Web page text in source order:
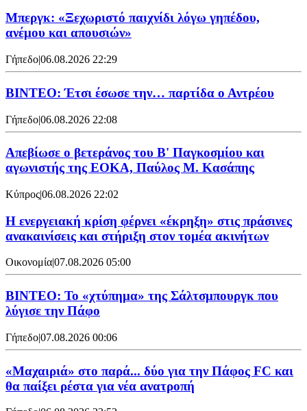
Μπεργκ: «Ξεχωριστό παιχνίδι λόγω γηπέδου,
ανέμου και απουσιών»
Γήπεδο|06.08.2026 22:29
ΒΙΝΤΕΟ: Έτσι έσωσε την… παρτίδα ο Αντρέου
Γήπεδο|06.08.2026 22:08
Απεβίωσε ο βετεράνος του Β' Παγκοσμίου και
αγωνιστής της ΕΟΚΑ, Παύλος Μ. Κασάπης
Κύπρος|06.08.2026 22:02
Η ενεργειακή κρίση φέρνει «έκρηξη» στις πράσινες
ανακαινίσεις και στήριξη στον τομέα ακινήτων
Οικονομία|07.08.2026 05:00
ΒΙΝΤΕΟ: Το «χτύπημα» της Σάλτσμπουργκ που
λύγισε την Πάφο
Γήπεδο|07.08.2026 00:06
«Μαχαιριά» στο παρά... δύο για την Πάφος FC και
θα παίξει ρέστα για νέα ανατροπή